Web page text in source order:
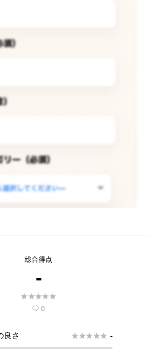
トする
がこの店舗での査定受付開始を希
望しています。
総合得点
-

 0
良さ  -